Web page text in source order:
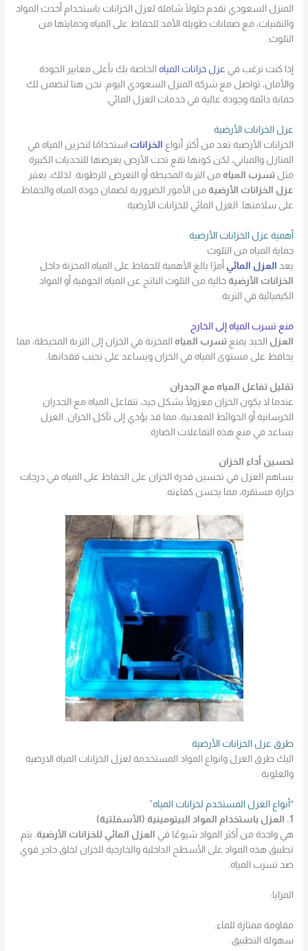
المنزل السعودي تقدم حلولًا شاملة لعزل الخزانات باستخدام أحدث المواد
والتقنيات، مع ضمانات طويلة الأمد للحفاظ على المياه وحمايتها من
التلوث.
إذا كنت ترغب في عزل خزانات المياه الخاصة بك بأعلى معايير الجودة
والأمان، تواصل مع شركة المنزل السعودي اليوم. نحن هنا لنضمن لك
حماية دائمة وجودة عالية في خدمات العزل المائي.
عزل الخزانات الأرضية
الخزانات الأرضية تعد من أكثر أنواع
الخزانات استخدامًا لتخزين المياه في
المنازل والمباني، لكن كونها تقع تحت الأرض يعرضها للتحديات الكبيرة
مثلتسرب المياه من التربة المحيطة أو التعرض للرطوبة. لذلك، يعتبر
عزل الخزانات الأرضية من الأمور الضرورية لضمان جودة المياه والحفاظ
على سلامتها. العزل المائي للخزانات الأرضية.
أهمية عزل الخزانات الأرضية
حماية المياه من التلوث
يعد
العزل المائي أمرًا بالغ الأهمية للحفاظ على المياه المخزنة داخل
الخزانات الأرضية خالية من التلوث الناتج عن المياه الجوفية أو المواد
الكيميائية في التربة.
منع تسرب المياه إلى الخارج
العزل الجيد يمنعتسرب المياه المخزنة في الخزان إلى التربة المحيطة، مما
يحافظ على مستوى المياه في الخزان ويساعد على تجنب فقدانها.
تقليل تفاعل المياه مع الجدران
عندما لا يكون الخزان معزولًا بشكل جيد، تتفاعل المياه مع الجدران
الخرسانية أو الحوائط المعدنية، مما قد يؤدي إلى تآكل الخزان. العزل
يساعد في منع هذه التفاعلات الضارة.
تحسين أداء الخزان
يساهم العزل في تحسين قدرة الخزان على الحفاظ على المياه في درجات
حرارة مستقرة، مما يحسن كفاءته.
طرق عزل الخزانات الأرضية
اليك طرق العزل وانواع المواد المستخدمة لعزل الخزانات المياة الارضية
والعلوية .
“أنواع العزل المستخدم لخزانات المياه”
1. العزل باستخدام المواد البيتومينية (الأسفلتية)
هي واحدة من أكثر المواد شيوعًا في العزل المائي للخزانات الأرضية. يتم
تطبيق هذه المواد على الأسطح الداخلية والخارجية للخزان لخلق حاجز قوي
ضد تسرب المياه.
المزايا:
مقاومة ممتازة للماء.
سهولة التطبيق.